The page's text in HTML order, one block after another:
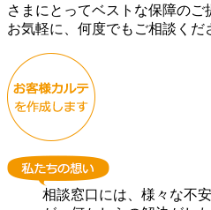
さまにとってベストな保障のご
お気軽に、何度でもご相談くだ
相談窓口には、様々な不